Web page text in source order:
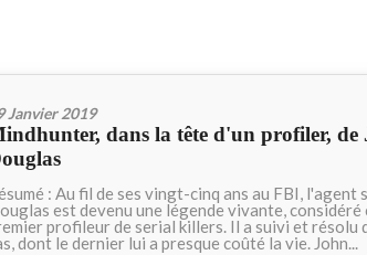
Janvier 2019
dans la tête d'un profiler, de
: Au fil de ses vingt-cinq ans au FBI, l'agent
est devenu une légende vivante, considéré
profileur de serial killers. Il a suivi et résolu
dont le dernier lui a presque coûté la vie. John...